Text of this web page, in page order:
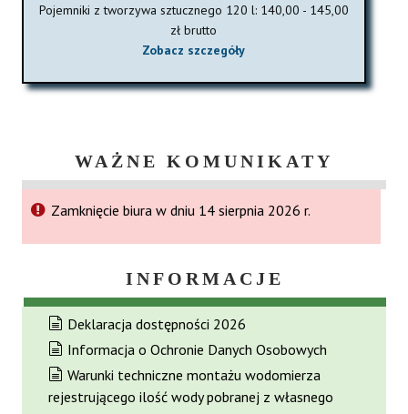
Pojemniki z tworzywa sztucznego 120 l: 140,00 - 145,00
zł brutto
Zobacz szczegóły
WAŻNE KOMUNIKATY
Zamknięcie biura w dniu 14 sierpnia 2026 r.
INFORMACJE
Deklaracja dostępności 2026
Informacja o Ochronie Danych Osobowych
Warunki techniczne montażu wodomierza
rejestrującego ilość wody pobranej z własnego